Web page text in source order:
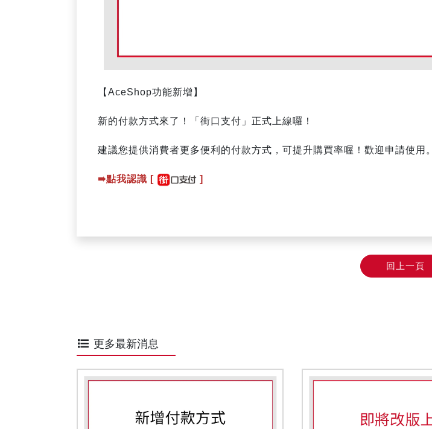
【AceShop功能新增】
新的付款方式來了！「街口支付」正式上線囉！
建議您提供消費者更多便利的付款方式，可提升購買率喔！歡迎申請使用。
➠點我認識 [ ]
回上一頁
更多最新消息